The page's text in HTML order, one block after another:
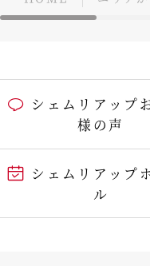
シェムリアップ
様の声
シェムリアップ
ル